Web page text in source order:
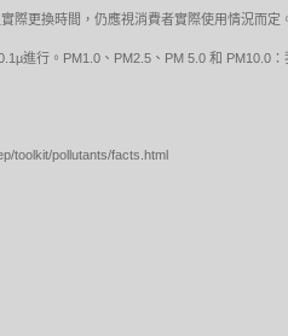
際更換時間，仍應視消費者實際使用情況而定。
進行。PM1.0、PM2.5、PM 5.0 和 PM10.0
toolkit/pollutants/facts.html